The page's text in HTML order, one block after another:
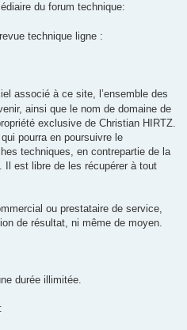
du forum technique:
technique ligne :
associé à ce site, l’ensemble des
ainsi que le nom de domaine de
exclusive de Christian HIRTZ.
pourra en poursuivre le
techniques, en contrepartie de la
est libre de les récupérer à tout
ou prestataire de service,
de résultat, ni même de moyen.
durée illimitée.